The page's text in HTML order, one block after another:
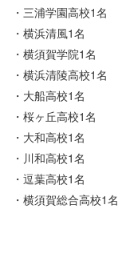
・三浦学園高校1名
・横浜清風1名
・横須賀学院1名
・横浜清陵高校1名
・大船高校1名
・桜ヶ丘高校1名
・大和高校1名
・川和高校1名
・逗葉高校1名
・横須賀総合高校1名